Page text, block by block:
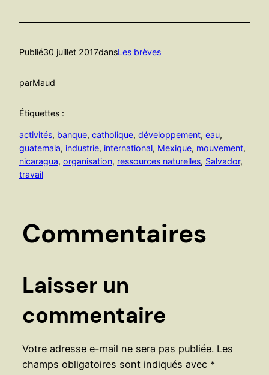
Publié30 juillet 2017dansLes brèves
parMaud
Étiquettes :
activités, banque, catholique, développement, eau
guatemala, industrie, international, Mexique, mouvement
nicaragua, organisation, ressources naturelles, Salvador
travail
Commentaires
Laisser un
commentaire
Votre adresse e-mail ne sera pas publiée. Les
champs obligatoires sont indiqués avec *